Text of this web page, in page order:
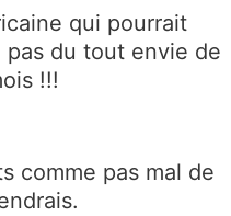
qui pourrait
pas du tout envie de
!!!
comme pas mal de